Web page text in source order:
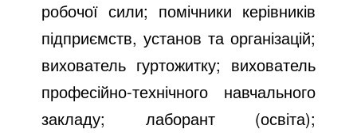
робочої сили; помічники керівників
підприємств, установ та організацій;
вихователь гуртожитку; вихователь
професійно-технічного навчального
закладу; лаборант (освіта);